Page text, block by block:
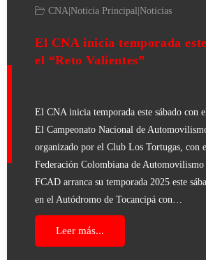
CNA Noticia Principal Noticias
El CNA inicia temporada
el “Reto Valientes”
El CNA inicia temporada este sábado con
El Campeonato Nacional de
organizado por el Club Los Tortugas, con
Federación Colombiana de
FCAD arranca su temporada 2025 este
en el Autódromo de Tocancipá con…
Leer más...